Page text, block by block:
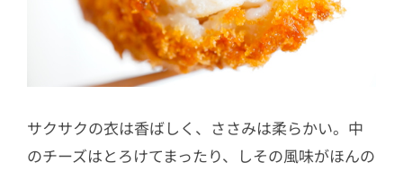
サクサクの衣は香ばしく、ささみは柔らかい。中
のチーズはとろけてまったり、しその風味がほんの